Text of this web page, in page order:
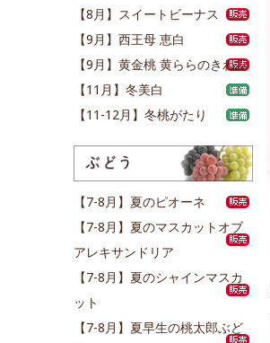
【8月】スイートビーナス
【9月】西王母 恵白
【9月】黄金桃 黄ららのきわみ
【11月】冬美白
【11-12月】冬桃がたり
【7-8月】夏のピオーネ
【7-8月】夏のマスカットオブ
アレキサンドリア
【7-8月】夏のシャインマスカ
ット
【7-8月】夏早生の桃太郎ぶど